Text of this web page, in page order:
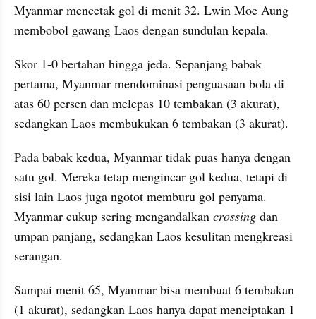
Myanmar mencetak gol di menit 32. Lwin Moe Aung
membobol gawang Laos dengan sundulan kepala.
Skor 1-0 bertahan hingga jeda. Sepanjang babak
pertama, Myanmar mendominasi penguasaan bola di
atas 60 persen dan melepas 10 tembakan (3 akurat),
sedangkan Laos membukukan 6 tembakan (3 akurat).
Pada babak kedua, Myanmar tidak puas hanya dengan
satu gol. Mereka tetap mengincar gol kedua, tetapi di
sisi lain Laos juga ngotot memburu gol penyama.
Myanmar cukup sering mengandalkan crossing dan
umpan panjang, sedangkan Laos kesulitan mengkreasi
serangan.
Sampai menit 65, Myanmar bisa membuat 6 tembakan
(1 akurat), sedangkan Laos hanya dapat menciptakan 1